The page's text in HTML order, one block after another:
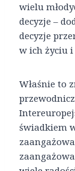
wielu
decyzje –
decyzje
w ich życiu
Właśnie to
świadkiem